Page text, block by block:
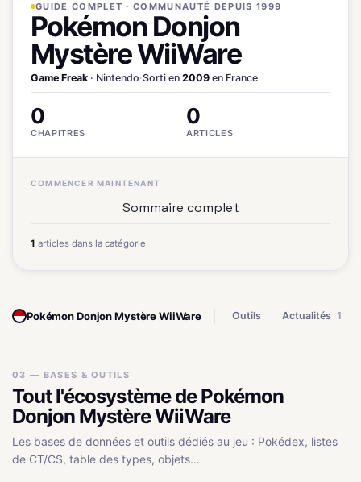
GUIDE COMPLET · COMMUNAUTÉ DEPUIS 1999
Pokémon Donjon
Mystère WiiWare
Game Freak · Nintendo·Sorti en 2009 en France
0
CHAPITRES
0
ARTICLES
COMMENCER MAINTENANT
Sommaire complet
1 articles dans la catégorie
Pokémon Donjon Mystère WiiWare Outils Actualités 1
03 — BASES & OUTILS
Tout l'écosystème de Pokémon
Donjon Mystère WiiWare
Les bases de données et outils dédiés au jeu : Pokédex, listes
de CT/CS, table des types, objets…